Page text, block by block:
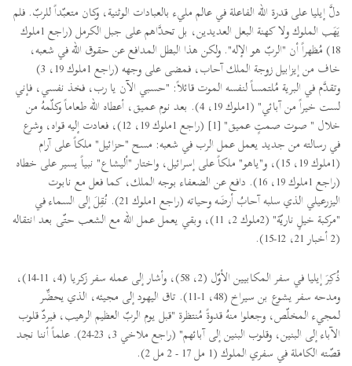
دلَّ إيليا على قدرة الله الفاعلة في عالم مليء بالعبادات الوثنية، وكان متعبّداً للربّ. فلم
يَهَب الملوك ولا كهنة البعل العديدين، بل تحدَّاهم على جبل الكرمل (راجع 1ملوك
18) مُظهراً أن "الربّ هو الإله". ولكن هذا البطل المدافع عن حقوق الله في شعبه،
خاف من إيزابيل زوجة الملك آحاب، فمضى على وجهه (راجع 1ملوك 19، 3)
وتقدَّم في البرية مُلتمساً لنفسه الموت قائلاً: "حسبي الآن يا رب، فخذ نفسي، فإني
لست خيراً من آبائي" (1ملوك 19، 4). بعد نوم عميق، أعطاه الله طعاماً وكلّمهُ من
خلال " صوت صمتٍ عميق" [1] (راجع 1ملوك 19، 12)، فعادت إليه قواه، وشرع
في رسالته من جديد يعمل عمل الرب في شعبه: مسح "حزائيل" ملكاً على آرام
(1ملوك 19، 15)، و"ياهو" ملكاً على إسرائيل، واختار "أليشاع" نبياً يسير على خطاه
(راجع 1ملوك 19، 16). دافع عن الضعفاء بوجه الملك، كما فعل مع نابوت
اليزرعيلي الذي سلبه آحابُ أرضَه وحياته (راجع 1ملوك 21). نُقِلَ إلى السماء في
"مركبة خيلٍ ناريّة" (2ملوك 2، 11)، وبقي يعمل عمل الله مع الشعب حتّى بعد انتقاله
(2 أخبار 21، 12-15).
ذُكِرَ إيليا في سفر المكابيين الأوّل (2، 58)، وأشار إلى عمله سفر زكريا (4، 11-14)،
ومدحه سفر يشوع بن سيراخ (48، 1-11). تاق اليهود إلى مجيئه، الذي يحضِّر
لمجيء المخلّص، وجعلوا منهُ قدوةً مُنتظرة "قبل يوم الربّ العظيم الرهيب، فيردّ قلوب
الآباء إلى البنين، وقلوب البنين إلى آبائهم" (راجع ملاخي 3، 23-24). علماً أننا نجد
قصّته الكاملة في سفري الملوك (1 مل 17 - 2 مل 2).